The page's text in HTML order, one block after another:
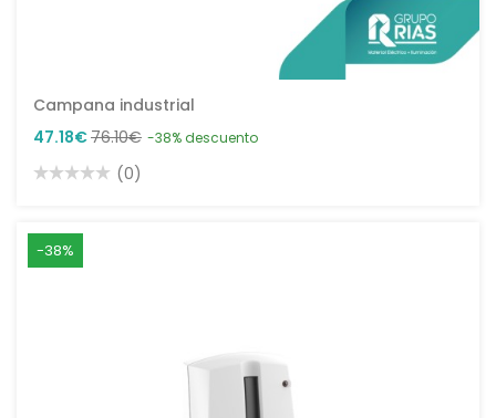
Campana industrial
47.18€76.10€ -38% descuento
(0)
-38%